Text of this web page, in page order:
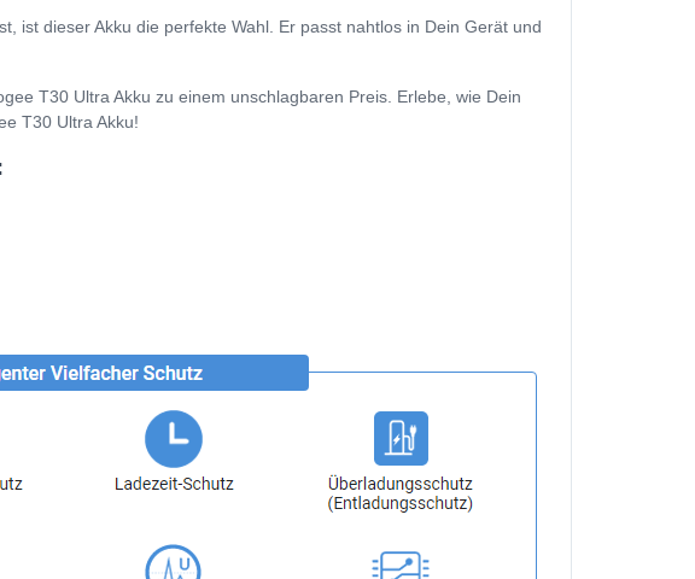
ist dieser Akku die perfekte Wahl. Er passt nahtlos in Dein Gerät und
T30 Ultra Akku zu einem unschlagbaren Preis. Erlebe, wie Dein
T30 Ultra Akku!